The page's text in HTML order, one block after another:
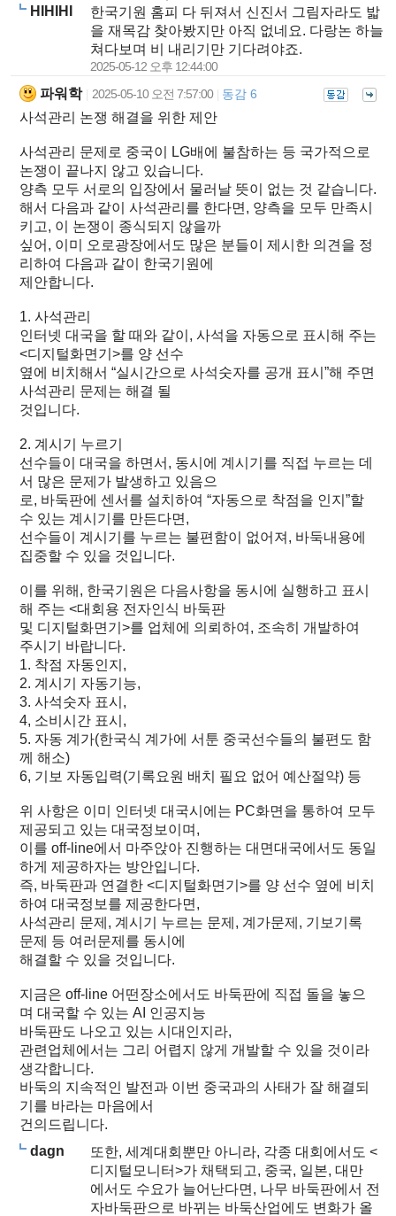
HIHIHI
한국기원 홈피 다 뒤져서 신진서 그림자라도 밟
을 재목감 찾아봤지만 아직 없네요. 다랑논 하늘
쳐다보며 비 내리기만 기다려야죠.
2025-05-12 오후 12:44:00
파워학 2025-05-10 오전 7:57:00 동감 6
사석관리 논쟁 해결을 위한 제안
사석관리 문제로 중국이 LG배에 불참하는 등 국가적으로
논쟁이 끝나지 않고 있습니다.
양측 모두 서로의 입장에서 물러날 뜻이 없는 것 같습니다.
해서 다음과 같이 사석관리를 한다면, 양측을 모두 만족시
키고, 이 논쟁이 종식되지 않을까
싶어, 이미 오로광장에서도 많은 분들이 제시한 의견을 정
리하여 다음과 같이 한국기원에
제안합니다.
1. 사석관리
인터넷 대국을 할 때와 같이, 사석을 자동으로 표시해 주는
<디지털화면기>를 양 선수
옆에 비치해서 “실시간으로 사석숫자를 공개 표시”해 주면
사석관리 문제는 해결 될
것입니다.
2. 계시기 누르기
선수들이 대국을 하면서, 동시에 계시기를 직접 누르는 데
서 많은 문제가 발생하고 있음으
로, 바둑판에 센서를 설치하여 “자동으로 착점을 인지”할
수 있는 계시기를 만든다면,
선수들이 계시기를 누르는 불편함이 없어져, 바둑내용에
집중할 수 있을 것입니다.
이를 위해, 한국기원은 다음사항을 동시에 실행하고 표시
해 주는 <대회용 전자인식 바둑판
및 디지털화면기>를 업체에 의뢰하여, 조속히 개발하여
주시기 바랍니다.
1. 착점 자동인지,
2. 계시기 자동기능,
3. 사석숫자 표시,
4, 소비시간 표시,
5. 자동 계가(한국식 계가에 서툰 중국선수들의 불편도 함
께 해소)
6, 기보 자동입력(기록요원 배치 필요 없어 예산절약) 등
위 사항은 이미 인터넷 대국시에는 PC화면을 통하여 모두
제공되고 있는 대국정보이며,
이를 off-line에서 마주앉아 진행하는 대면대국에서도 동일
하게 제공하자는 방안입니다.
즉, 바둑판과 연결한 <디지털화면기>를 양 선수 옆에 비치
하여 대국정보를 제공한다면,
사석관리 문제, 계시기 누르는 문제, 계가문제, 기보기록
문제 등 여러문제를 동시에
해결할 수 있을 것입니다.
지금은 off-line 어떤장소에서도 바둑판에 직접 돌을 놓으
며 대국할 수 있는 AI 인공지능
바둑판도 나오고 있는 시대인지라,
관련업체에서는 그리 어렵지 않게 개발할 수 있을 것이라
생각합니다.
바둑의 지속적인 발전과 이번 중국과의 사태가 잘 해결되
기를 바라는 마음에서
건의드립니다.
dagn
또한, 세계대회뿐만 아니라, 각종 대회에서도 <
디지털모니터>가 채택되고, 중국, 일본, 대만
에서도 수요가 늘어난다면, 나무 바둑판에서 전
자바둑판으로 바뀌는 바둑산업에도 변화가 올